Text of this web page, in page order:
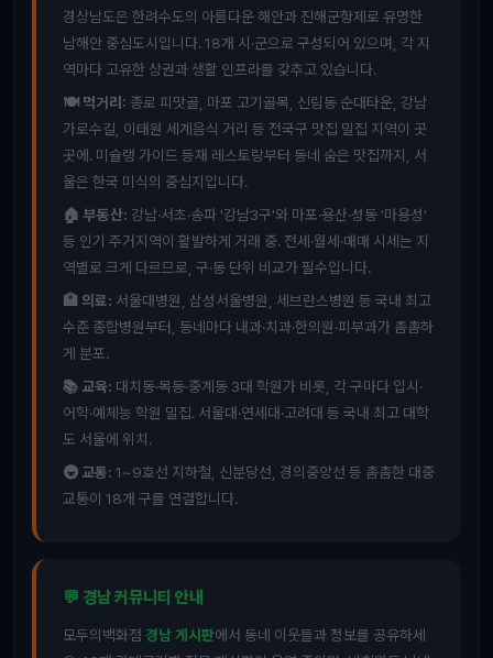
경상남도은 한려수도의 아름다운 해안과 진해군항제로 유명한
남해안 중심도시입니다. 18개 시·군으로 구성되어 있으며, 각 지
역마다 고유한 상권과 생활 인프라를 갖추고 있습니다.
🍽️ 먹거리: 종로 피맛골, 마포 고기골목, 신림동 순대타운, 강남
가로수길, 이태원 세계음식 거리 등 전국구 맛집 밀집 지역이 곳
곳에. 미슐랭 가이드 등재 레스토랑부터 동네 숨은 맛집까지, 서
울은 한국 미식의 중심지입니다.
🏠 부동산: 강남·서초·송파 '강남3구'와 마포·용산·성동 '마용성'
등 인기 주거지역이 활발하게 거래 중. 전세·월세·매매 시세는 지
역별로 크게 다르므로, 구·동 단위 비교가 필수입니다.
🏥 의료: 서울대병원, 삼성서울병원, 세브란스병원 등 국내 최고
수준 종합병원부터, 동네마다 내과·치과·한의원·피부과가 촘촘하
게 분포.
📚 교육: 대치동·목동·중계동 3대 학원가 비롯, 각 구마다 입시·
어학·예체능 학원 밀집. 서울대·연세대·고려대 등 국내 최고 대학
도 서울에 위치.
🚇 교통: 1~9호선 지하철, 신분당선, 경의중앙선 등 촘촘한 대중
교통이 18개 구를 연결합니다.
💬 경남 커뮤니티 안내
모두의백화점 경남 게시판에서 동네 이웃들과 정보를 공유하세